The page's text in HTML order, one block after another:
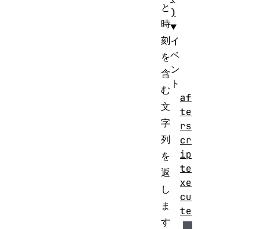
と
時
刻
を
含
む
文
字
列
を
返
し
ま
す
)
イ
ベ
ン
ト
af
te
rs
cr
ip
te
xe
cu
te